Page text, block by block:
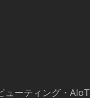
ューティング・AIoT